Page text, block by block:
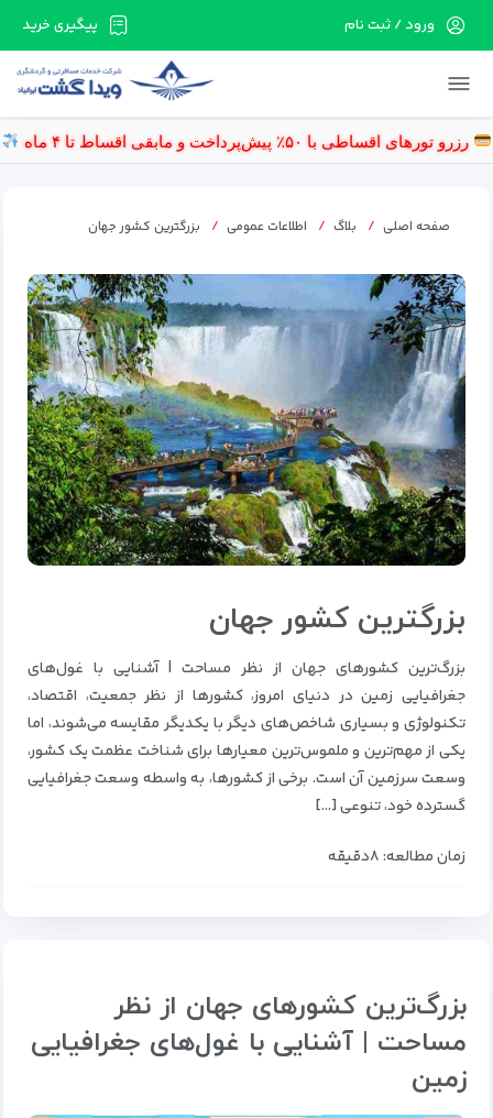
در حال حاضر ارتباط با سرور قطع می باشد لطفا
رزرو تورهای اقساطی با ۵۰٪ پیش‌پرداخت و مابقی اقساط تا ۴ ماه
پیگیری خرید ورود / ثبت نام
صفحه اصلی بلاگ اطلاعات عمومی بزرگترین کشور جهان
بزرگترین کشور جهان
بزرگ‌ترین کشورهای جهان از نظر مساحت | آشنایی با غول‌های
جغرافیایی زمین در دنیای امروز، کشورها از نظر جمعیت، اقتصاد،
تکنولوژی و بسیاری شاخص‌های دیگر با یکدیگر مقایسه می‌شوند، اما
یکی از مهم‌ترین و ملموس‌ترین معیارها برای شناخت عظمت یک کشور،
وسعت سرزمین آن است. برخی از کشورها، به واسطه وسعت جغرافیایی
گسترده خود، تنوعی […]
زمان مطالعه: ۸دقیقه
بزرگ‌ترین کشورهای جهان از نظر
مساحت | آشنایی با غول‌های جغرافیایی
زمین